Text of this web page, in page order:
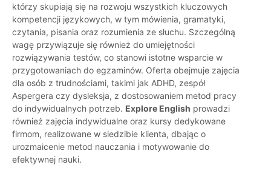
którzy skupiają się na rozwoju wszystkich kluczowych
kompetencji językowych, w tym mówienia, gramatyki,
czytania, pisania oraz rozumienia ze słuchu. Szczególną
wagę przywiązuje się również do umiejętności
rozwiązywania testów, co stanowi istotne wsparcie w
przygotowaniach do egzaminów. Oferta obejmuje zajęcia
dla osób z trudnościami, takimi jak ADHD, zespół
Aspergera czy dysleksja, z dostosowaniem metod pracy
do indywidualnych potrzeb. Explore English prowadzi
również zajęcia indywidualne oraz kursy dedykowane
firmom, realizowane w siedzibie klienta, dbając o
urozmaicenie metod nauczania i motywowanie do
efektywnej nauki.